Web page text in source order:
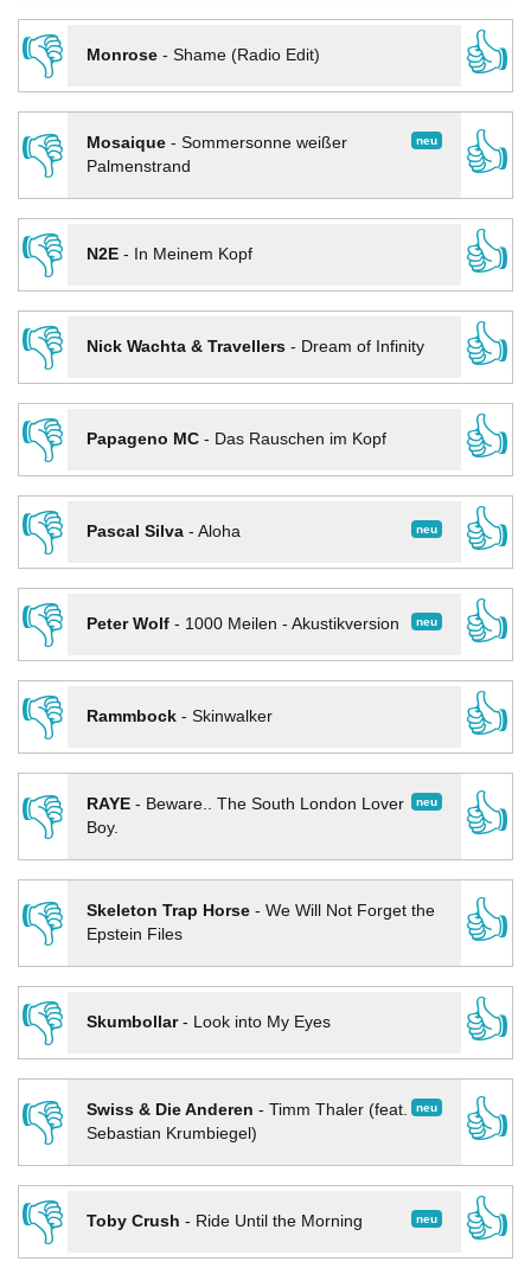
👎
Monrose- Shame (Radio Edit)
👍
👎
neu
Mosaique- Sommersonne weißer
Palmenstrand
👍
👎
N2E- In Meinem Kopf
👍
👎
Nick Wachta & Travellers- Dream of Infinity
👍
👎
Papageno MC- Das Rauschen im Kopf
👍
👎
neu
Pascal Silva- Aloha
👍
👎
neu
Peter Wolf- 1000 Meilen - Akustikversion
👍
👎
Rammbock- Skinwalker
👍
👎
neu
RAYE- Beware.. The South London Lover
Boy.
👍
👎 Skeleton Trap Horse- We Will Not Forget the
Epstein Files
👍
👎
Skumbollar- Look into My Eyes
👍
👎
neu
Swiss & Die Anderen - Timm Thaler (feat.
Sebastian Krumbiegel)
👍
👎
neu
Toby Crush - Ride Until the Morning
👍